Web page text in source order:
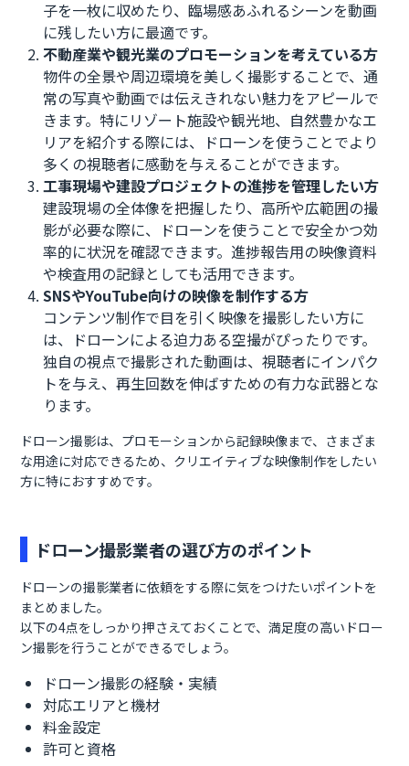
子を一枚に収めたり、臨場感あふれるシーンを動画
に残したい方に最適です。
不動産業や観光業のプロモーションを考えている方
物件の全景や周辺環境を美しく撮影することで、通
常の写真や動画では伝えきれない魅力をアピールで
きます。特にリゾート施設や観光地、自然豊かなエ
リアを紹介する際には、ドローンを使うことでより
多くの視聴者に感動を与えることができます。
工事現場や建設プロジェクトの進捗を管理したい方
建設現場の全体像を把握したり、高所や広範囲の撮
影が必要な際に、ドローンを使うことで安全かつ効
率的に状況を確認できます。進捗報告用の映像資料
や検査用の記録としても活用できます。
SNSやYouTube向けの映像を制作する方
コンテンツ制作で目を引く映像を撮影したい方に
は、ドローンによる迫力ある空撮がぴったりです。
独自の視点で撮影された動画は、視聴者にインパク
トを与え、再生回数を伸ばすための有力な武器とな
ります。
ドローン撮影は、プロモーションから記録映像まで、さまざま
な用途に対応できるため、クリエイティブな映像制作をしたい
方に特におすすめです。
ドローン撮影業者の選び方のポイント
ドローンの撮影業者に依頼をする際に気をつけたいポイントを
まとめました。
以下の4点をしっかり押さえておくことで、満足度の高いドロー
ン撮影を行うことができるでしょう。
ドローン撮影の経験・実績
対応エリアと機材
料金設定
許可と資格